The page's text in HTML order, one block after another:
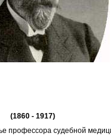
(1860 - 1917)
профессора судебной